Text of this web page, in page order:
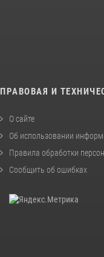
ПРАВОВАЯ И
О сайте
Об использовании
Правила обработки
Сообщить об ошибках